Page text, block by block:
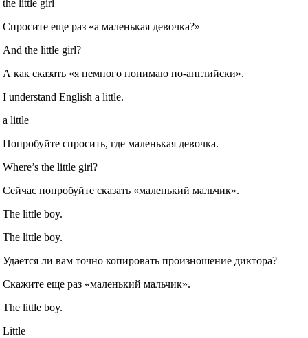
the little girl
Спросите еще раз «а маленькая девочка?»
And the little girl?
А как сказать «я немного понимаю по‐английски».
I understand English a little.
a little
Попробуйте спросить, где маленькая девочка.
Where’s the little girl?
Сейчас попробуйте сказать «маленький мальчик».
The little boy.
The little boy.
Удается ли вам точно копировать произношение диктора?
Скажите еще раз «маленький мальчик».
The little boy.
Little